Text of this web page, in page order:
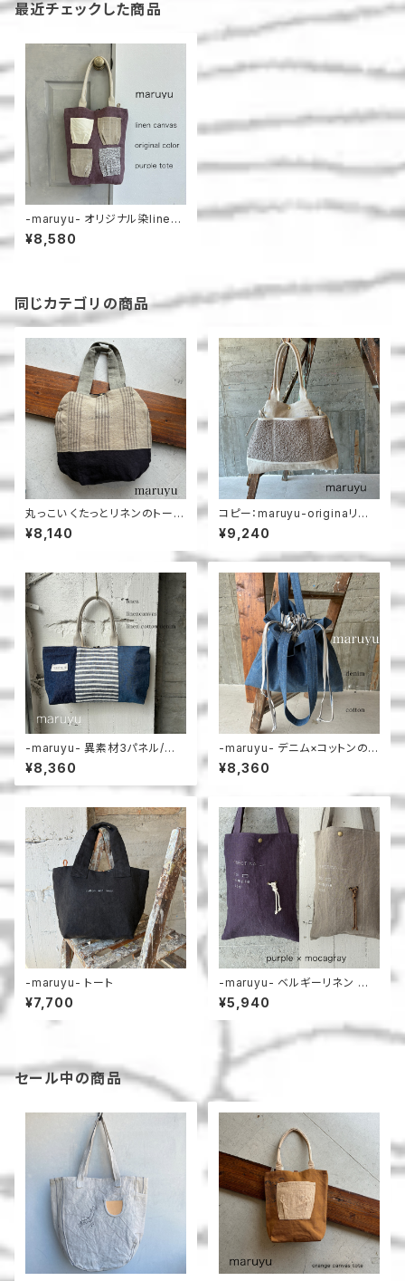
最近チェックした商品
-maruyu- オリジナル染linen
帆布のトート
¥8,580
同じカテゴリの商品
丸っこい くたっとリネンのトート
＿maruyu
¥8,140
コピー：maruyu-originaリボ
ントート
¥9,240
-maruyu- 異素材3パネル/横
長トート
¥8,360
-maruyu- デニム×コットンの
巾着トート
¥8,360
-maruyu- トート
¥7,700
-maruyu- ベルギーリネン 小
さめトート
¥5,940
セール中の商品